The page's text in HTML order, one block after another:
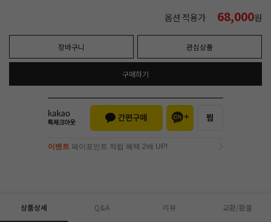
옵션 적용가 68,000원
장바구니 관심상품
구매하기
이벤트 페이포인트 적립 혜택 2배 UP!
상품상세 Q&A 리뷰 교환/환불